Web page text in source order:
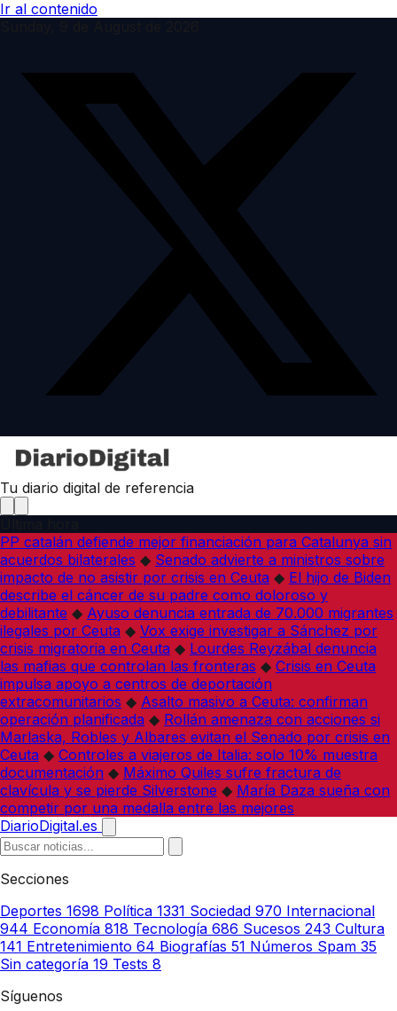
Ir al contenido
Tu diario digital de referencia
PP catalán defiende mejor financiación para Catalunya sin
acuerdos bilaterales ◆ Senado advierte a ministros sobre
impacto de no asistir por crisis en Ceuta ◆ El hijo de Biden
describe el cáncer de su padre como doloroso y
debilitante ◆ Ayuso denuncia entrada de 70.000 migrantes
ilegales por Ceuta ◆ Vox exige investigar a Sánchez por
crisis migratoria en Ceuta ◆ Lourdes Reyzábal denuncia
las mafias que controlan las fronteras ◆ Crisis en Ceuta
impulsa apoyo a centros de deportación
extracomunitarios ◆ Asalto masivo a Ceuta: confirman
operación planificada ◆ Rollán amenaza con acciones si
Marlaska, Robles y Albares evitan el Senado por crisis en
Ceuta ◆ Controles a viajeros de Italia: solo 10% muestra
documentación ◆ Máximo Quiles sufre fractura de
clavícula y se pierde Silverstone ◆ María Daza sueña con
competir por una medalla entre las mejores
DiarioDigital.es
Secciones
Deportes 1698 Política 1331 Sociedad 970 Internacional
944 Economía 818 Tecnología 686 Sucesos 243 Cultura
141 Entretenimiento 64 Biografías 51 Números Spam 35
Sin categoría 19 Tests 8
Síguenos